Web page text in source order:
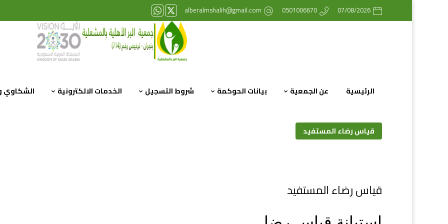
07/08/2026
0501006670
alberalmshalih@gmail.com
الرئيسية عن الجمعية بيانات الحوكمة شروط التسجيل الخدمات الالكترونية الشكاوي
قياس رضاء المستفيد
قياس رضاء المستفيد